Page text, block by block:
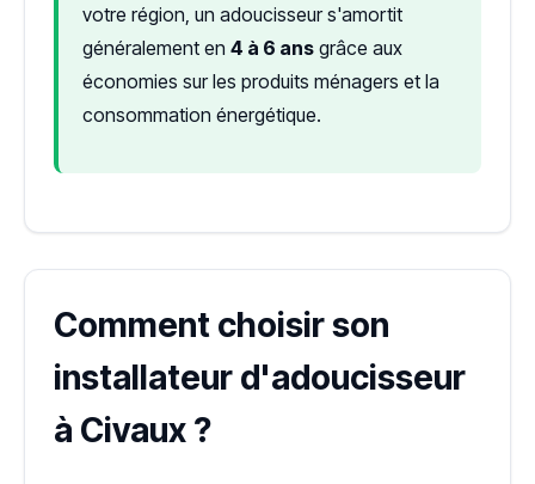
votre région, un adoucisseur s'amortit
généralement en 4 à 6 ans grâce aux
économies sur les produits ménagers et la
consommation énergétique.
Comment choisir son
installateur d'adoucisseur
à Civaux ?